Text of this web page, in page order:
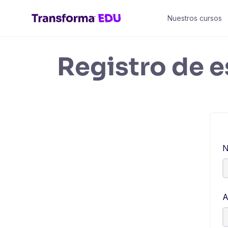
Nuestros cursos
Registro de